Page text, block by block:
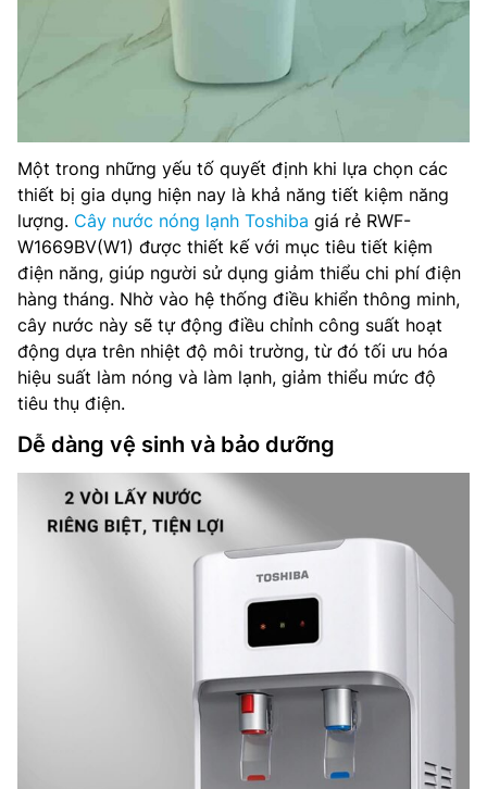
Một trong những yếu tố quyết định khi lựa chọn các
thiết bị gia dụng hiện nay là khả năng tiết kiệm năng
lượng. Cây nước nóng lạnh Toshiba giá rẻ RWF-
W1669BV(W1) được thiết kế với mục tiêu tiết kiệm
điện năng, giúp người sử dụng giảm thiểu chi phí điện
hàng tháng. Nhờ vào hệ thống điều khiển thông minh,
cây nước này sẽ tự động điều chỉnh công suất hoạt
động dựa trên nhiệt độ môi trường, từ đó tối ưu hóa
hiệu suất làm nóng và làm lạnh, giảm thiểu mức độ
tiêu thụ điện.
Dễ dàng vệ sinh và bảo dưỡng